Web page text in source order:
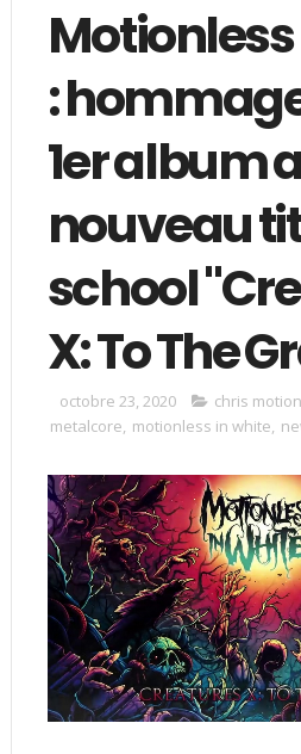
:
1er album
nouveau
school
X: To The
octobre 23, 2020 chris
metalcore, motionless in white,